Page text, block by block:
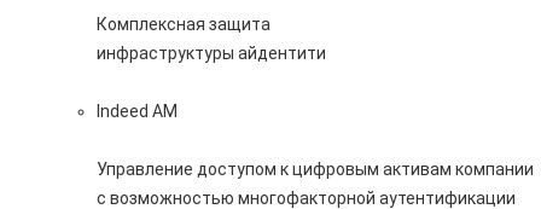
Комплексная защита
инфраструктуры айдентити
Indeed AM
Управление доступом к цифровым активам компании
с возможностью многофакторной аутентификации